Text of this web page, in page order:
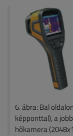
6. ábra: Bal
képponttal), a
hőkamera